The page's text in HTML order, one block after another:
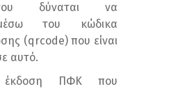
δύναται να
μέσω του κώδικα
(qrcode) που είναι
αυτό.
έκδοση ΠΦΚ που